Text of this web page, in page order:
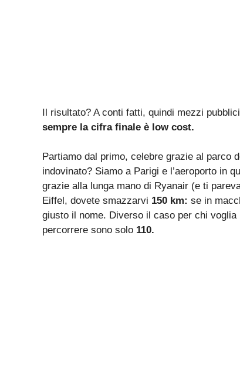
Il risultato? A conti fatti, quindi mezzi
sempre la cifra finale è low cost.
Partiamo dal primo, celebre grazie al parco
indovinato? Siamo a Parigi e l’aeroporto in
grazie alla lunga mano di Ryanair (e ti
Eiffel, dovete smazzarvi 150 km: se in
giusto il nome. Diverso il caso per chi voglia
percorrere sono solo 110.